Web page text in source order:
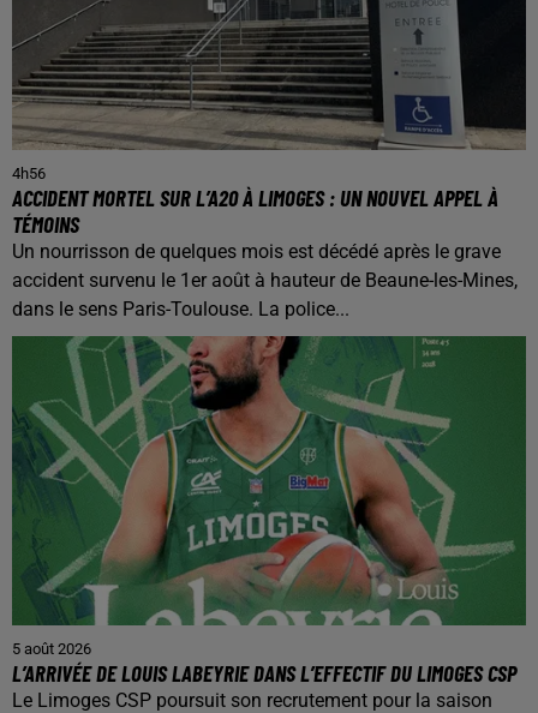
4h56
ACCIDENT MORTEL SUR L’A20 À LIMOGES : UN NOUVEL APPEL À
TÉMOINS
Un nourrisson de quelques mois est décédé après le grave
accident survenu le 1er août à hauteur de Beaune-les-Mines,
dans le sens Paris-Toulouse. La police...
5 août 2026
L’ARRIVÉE DE LOUIS LABEYRIE DANS L’EFFECTIF DU LIMOGES CSP
Le Limoges CSP poursuit son recrutement pour la saison